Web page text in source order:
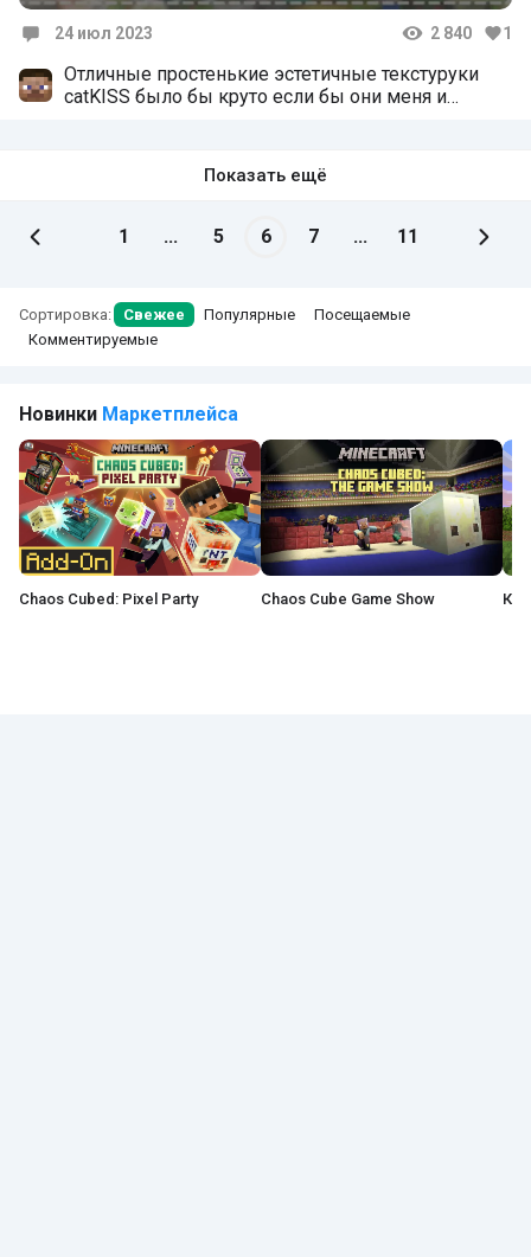
24 июл 2023 2 840 1
Отличные простенькие эстетичные текстуруки
catKISS было бы круто если бы они меня и
Показать ещё
1 ... 5 6 7 ... 11
Сортировка: Свежее Популярные
Посещаемые
Комментируемые
Новинки Маркетплейса
Chaos Cubed: Pixel Party Chaos Cube Game Show